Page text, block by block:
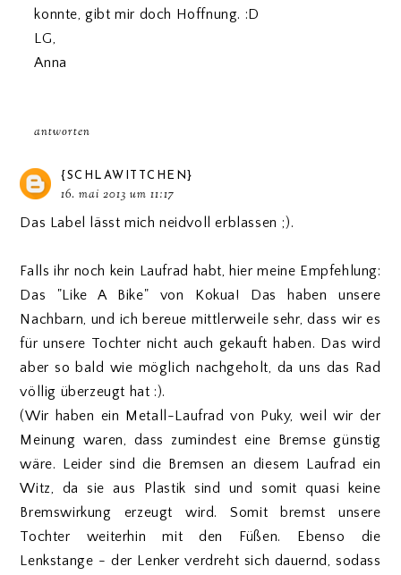
konnte, gibt mir doch Hoffnung. :D
LG,
Anna
antworten
{SCHLAWITTCHEN}
16. mai 2013 um 11:17
Das Label lässt mich neidvoll erblassen ;).
Falls ihr noch kein Laufrad habt, hier meine Empfehlung:
Das "Like A Bike" von Kokua! Das haben unsere
Nachbarn, und ich bereue mittlerweile sehr, dass wir es
für unsere Tochter nicht auch gekauft haben. Das wird
aber so bald wie möglich nachgeholt, da uns das Rad
völlig überzeugt hat :).
(Wir haben ein Metall-Laufrad von Puky, weil wir der
Meinung waren, dass zumindest eine Bremse günstig
wäre. Leider sind die Bremsen an diesem Laufrad ein
Witz, da sie aus Plastik sind und somit quasi keine
Bremswirkung erzeugt wird. Somit bremst unsere
Tochter weiterhin mit den Füßen. Ebenso die
Lenkstange - der Lenker verdreht sich dauernd, sodass